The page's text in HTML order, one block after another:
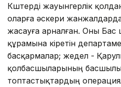
Күштерді жауынгерлік
оларға әскери
жасауға арналған. Оны
құрамына кіретін
басқармалар; жедел -
қолбасшыларының
топтастықтардың